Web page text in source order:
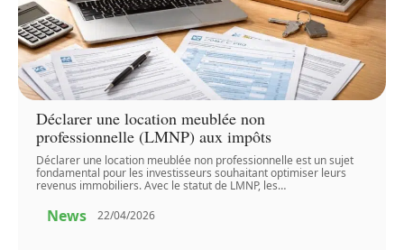
Déclarer une location meublée non
professionnelle (LMNP) aux impôts
Déclarer une location meublée non professionnelle est un sujet
fondamental pour les investisseurs souhaitant optimiser leurs
revenus immobiliers. Avec le statut de LMNP, les…
News 22/04/2026